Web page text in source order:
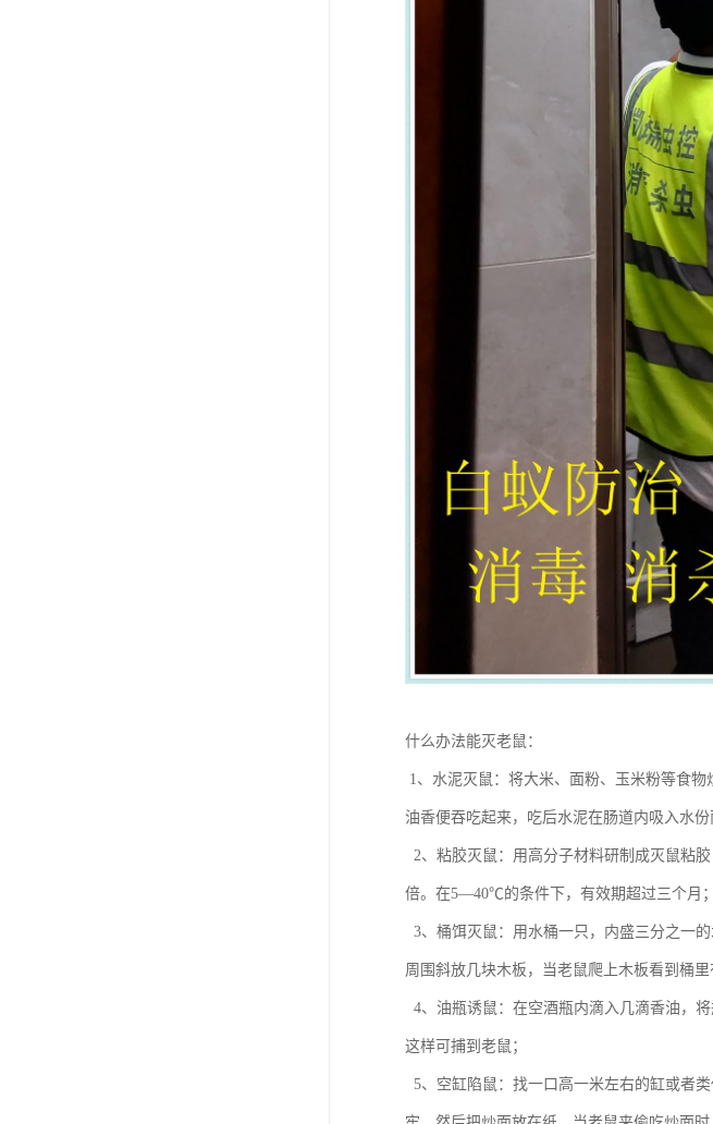
什么办法能灭老鼠：
1、水泥灭鼠：将大米、面粉、玉米粉等食
油香便吞吃起来，吃后水泥在肠道内吸入水份
2、粘胶灭鼠：用高分子材料研制成灭鼠粘
倍。在5—40℃的条件下，有效期超过三个月；
3、桶饵灭鼠：用水桶一只，内盛三分之一
周围斜放几块木板，当老鼠爬上木板看到桶
4、油瓶诱鼠：在空酒瓶内滴入几滴香油，
这样可捕到老鼠；
5、空缸陷鼠：找一口高一米左右的缸或者